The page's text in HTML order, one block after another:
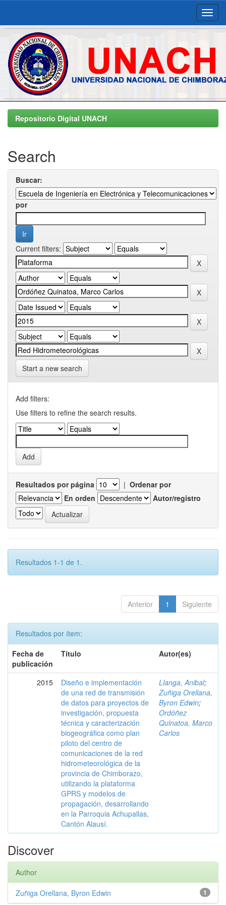
Skip
navigationRepositorio Digital UNACH
Search
Buscar:
por
Current filters:
Start a new search
Add filters:
Use filters to refine the search results.
Resultados por página | Ordenar por
En orden
Autor/registro
Resultados 1-1 de 1.
Anterior 1 Siguiente
Resultados por ítem:
Fecha de
publicación
Título Autor(es)
2015
Diseño e implementación
de una red de transmisión
de datos para proyectos de
investigación, propuesta
técnica y caracterización
biogeográfica como plan
piloto del centro de
comunicaciones de la red
hidrometeorológica de la
provincia de Chimborazo,
utilizando la plataforma
GPRS y modelos de
propagación, desarrollando
en la Parroquia Achupallas,
Cantón Alausí.
Llanga, Anibal;
Zuñiga Orellana,
Byron Edwin;
Ordóñez
Quinatoa, Marco
Carlos
Discover
Author
1
Zuñiga Orellana, Byron Edwin